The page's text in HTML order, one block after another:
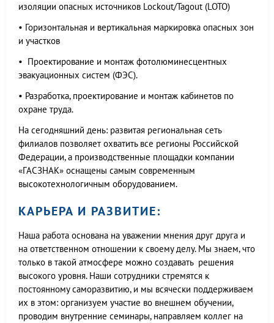
изоляции опасных источников Lockout/Tagout (LOTO)
• Горизонтальная и вертикальная маркировка опасных зон
и участков
• Проектирование и монтаж фотолюминесцентных
эвакуационных систем (ФЭС).
• Разработка, проектирование и монтаж кабинетов по
охране труда.
На сегодняшний день: развитая региональная сеть
филиалов позволяет охватить все регионы Российской
Федерации, а производственные площадки компании
«ГАСЗНАК» оснащены самым современным
высокотехнологичным оборудованием.
КАРЬЕРА И РАЗВИТИЕ:
Наша работа основана на уважении мнения друг друга и
на ответственном отношении к своему делу. Мы знаем, что
только в такой атмосфере можно создавать решения
высокого уровня. Наши сотрудники стремятся к
постоянному саморазвитию, и мы всячески поддерживаем
их в этом: организуем участие во внешнем обучении,
проводим внутренние семинары, направляем коллег на